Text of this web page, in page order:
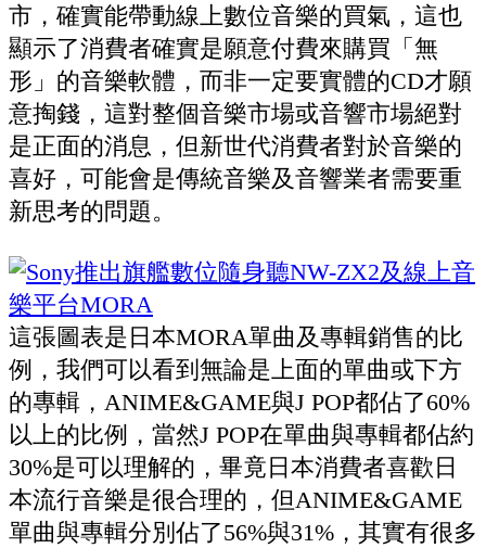
市，確實能帶動線上數位音樂的買氣，這也
顯示了消費者確實是願意付費來購買「無
形」的音樂軟體，而非一定要實體的CD才願
意掏錢，這對整個音樂市場或音響市場絕對
是正面的消息，但新世代消費者對於音樂的
喜好，可能會是傳統音樂及音響業者需要重
新思考的問題。
這張圖表是日本MORA單曲及專輯銷售的比
例，我們可以看到無論是上面的單曲或下方
的專輯，ANIME&GAME與J POP都佔了60%
以上的比例，當然J POP在單曲與專輯都佔約
30%是可以理解的，畢竟日本消費者喜歡日
本流行音樂是很合理的，但ANIME&GAME
單曲與專輯分別佔了56%與31%，其實有很多